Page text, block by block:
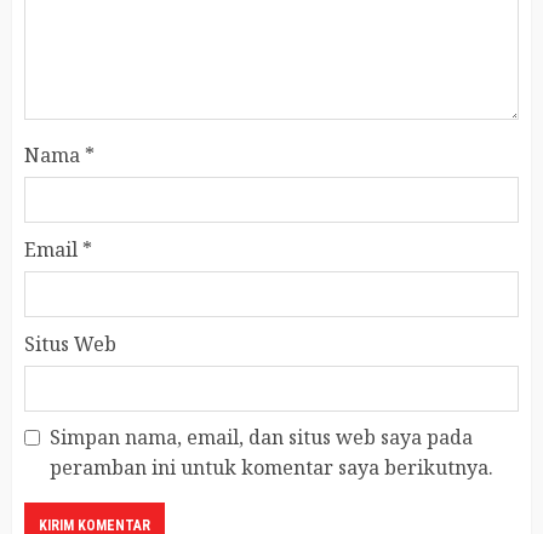
Nama *
Email *
Situs Web
Simpan nama, email, dan situs web saya pada
peramban ini untuk komentar saya berikutnya.